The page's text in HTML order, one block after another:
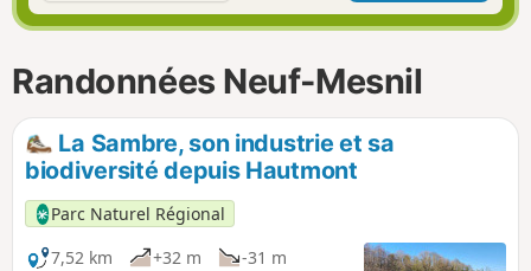
g
o
r
l
u
r
Randonnées Neuf-Mesnil
La Sambre, son industrie et sa
biodiversité depuis Hautmont
Parc Naturel Régional
7,52 km
+32 m
-31 m